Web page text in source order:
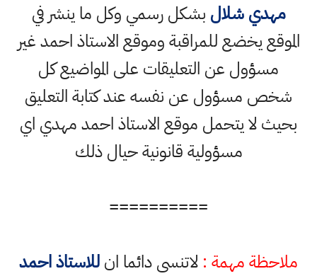
مهدي شلال بشكل رسمي وكل ما ينشر في
الموقع يخضع للمراقبة وموقع الاستاذ احمد غير
مسؤول عن التعليقات على المواضيع كل
شخص مسؤول عن نفسه عند كتابة التعليق
بحيث لا يتحمل موقع الاستاذ احمد مهدي اي
مسؤولية قانونية حيال ذلك
==========
ملاحظة مهمة : لاتنسى دائما انللاستاذ احمد